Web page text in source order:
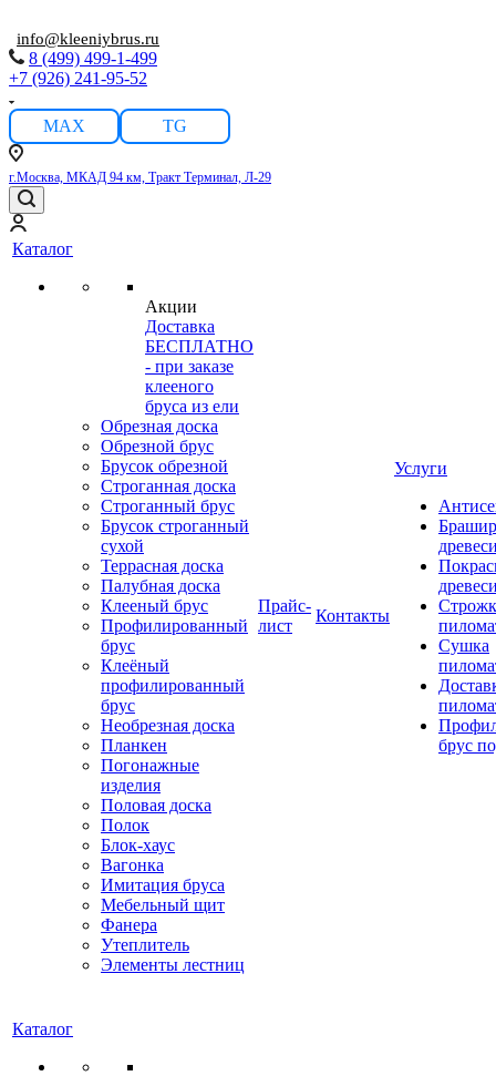
info@kleeniybrus.ru
8 (499) 499-1-499
+7 (926) 241-95-52
MAX TG
г.Москва, МКАД 94 км, Тракт Терминал, Л-29
Каталог
Акции
Доставка
БЕСПЛАТНО
- при заказе
клееного
бруса из ели
Обрезная доска
Обрезной брус
Брусок обрезной
Строганная доска
Строганный брус
Брусок строганный
сухой
Террасная доска
Палубная доска
Клееный брус
Профилированный
брус
Клеёный
профилированный
брус
Необрезная доска
Планкен
Погонажные
изделия
Половая доска
Полок
Блок-хаус
Вагонка
Имитация бруса
Мебельный щит
Фанера
Утеплитель
Элементы лестниц
Прайс-
лист
Контакты
Услуги
Сушка
брус
Каталог